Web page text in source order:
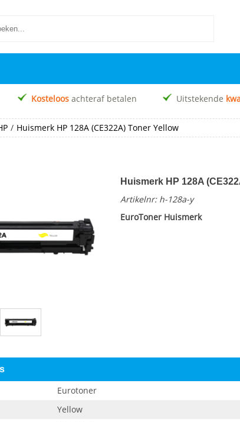
Kosteloos achteraf betalen Uitstekende
/ Huismerk HP 128A (CE322A) Toner Yellow
Huismerk HP 128A
Artikelnr: h-128a-y
EuroToner Huismerk
Eurotoner
Yellow